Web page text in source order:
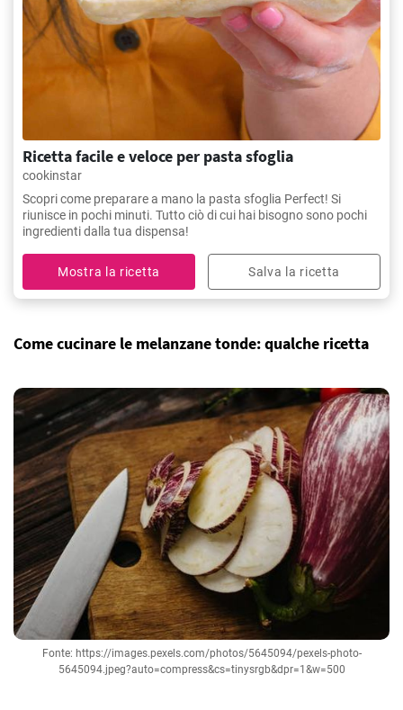
Ricetta facile e veloce per pasta sfoglia
cookinstar
Scopri come preparare a mano la pasta sfoglia Perfect! Si
riunisce in pochi minuti. Tutto ciò di cui hai bisogno sono pochi
ingredienti dalla tua dispensa!
Mostra la ricetta Salva la ricetta
Come cucinare le melanzane tonde: qualche ricetta
Fonte: https://images.pexels.com/photos/5645094/pexels-photo-
5645094.jpeg?auto=compress&cs=tinysrgb&dpr=1&w=500